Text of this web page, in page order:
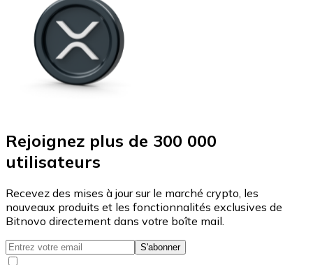
Rejoignez plus de 300 000
utilisateurs
Recevez des mises à jour sur le marché crypto, les
nouveaux produits et les fonctionnalités exclusives de
Bitnovo directement dans votre boîte mail.
S'abonner